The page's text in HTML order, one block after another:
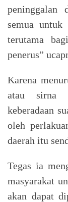
semua untuk
terutama
penerus”
Karena
atau sirna
keberadaan
oleh
daerah itu
Tegas ia
masyarakat
akan dapat